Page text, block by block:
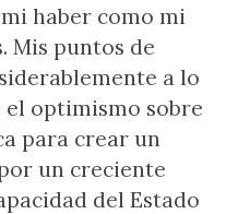
haber como mi
Mis puntos de
a lo
el optimismo sobre
para crear un
un creciente
del Estado